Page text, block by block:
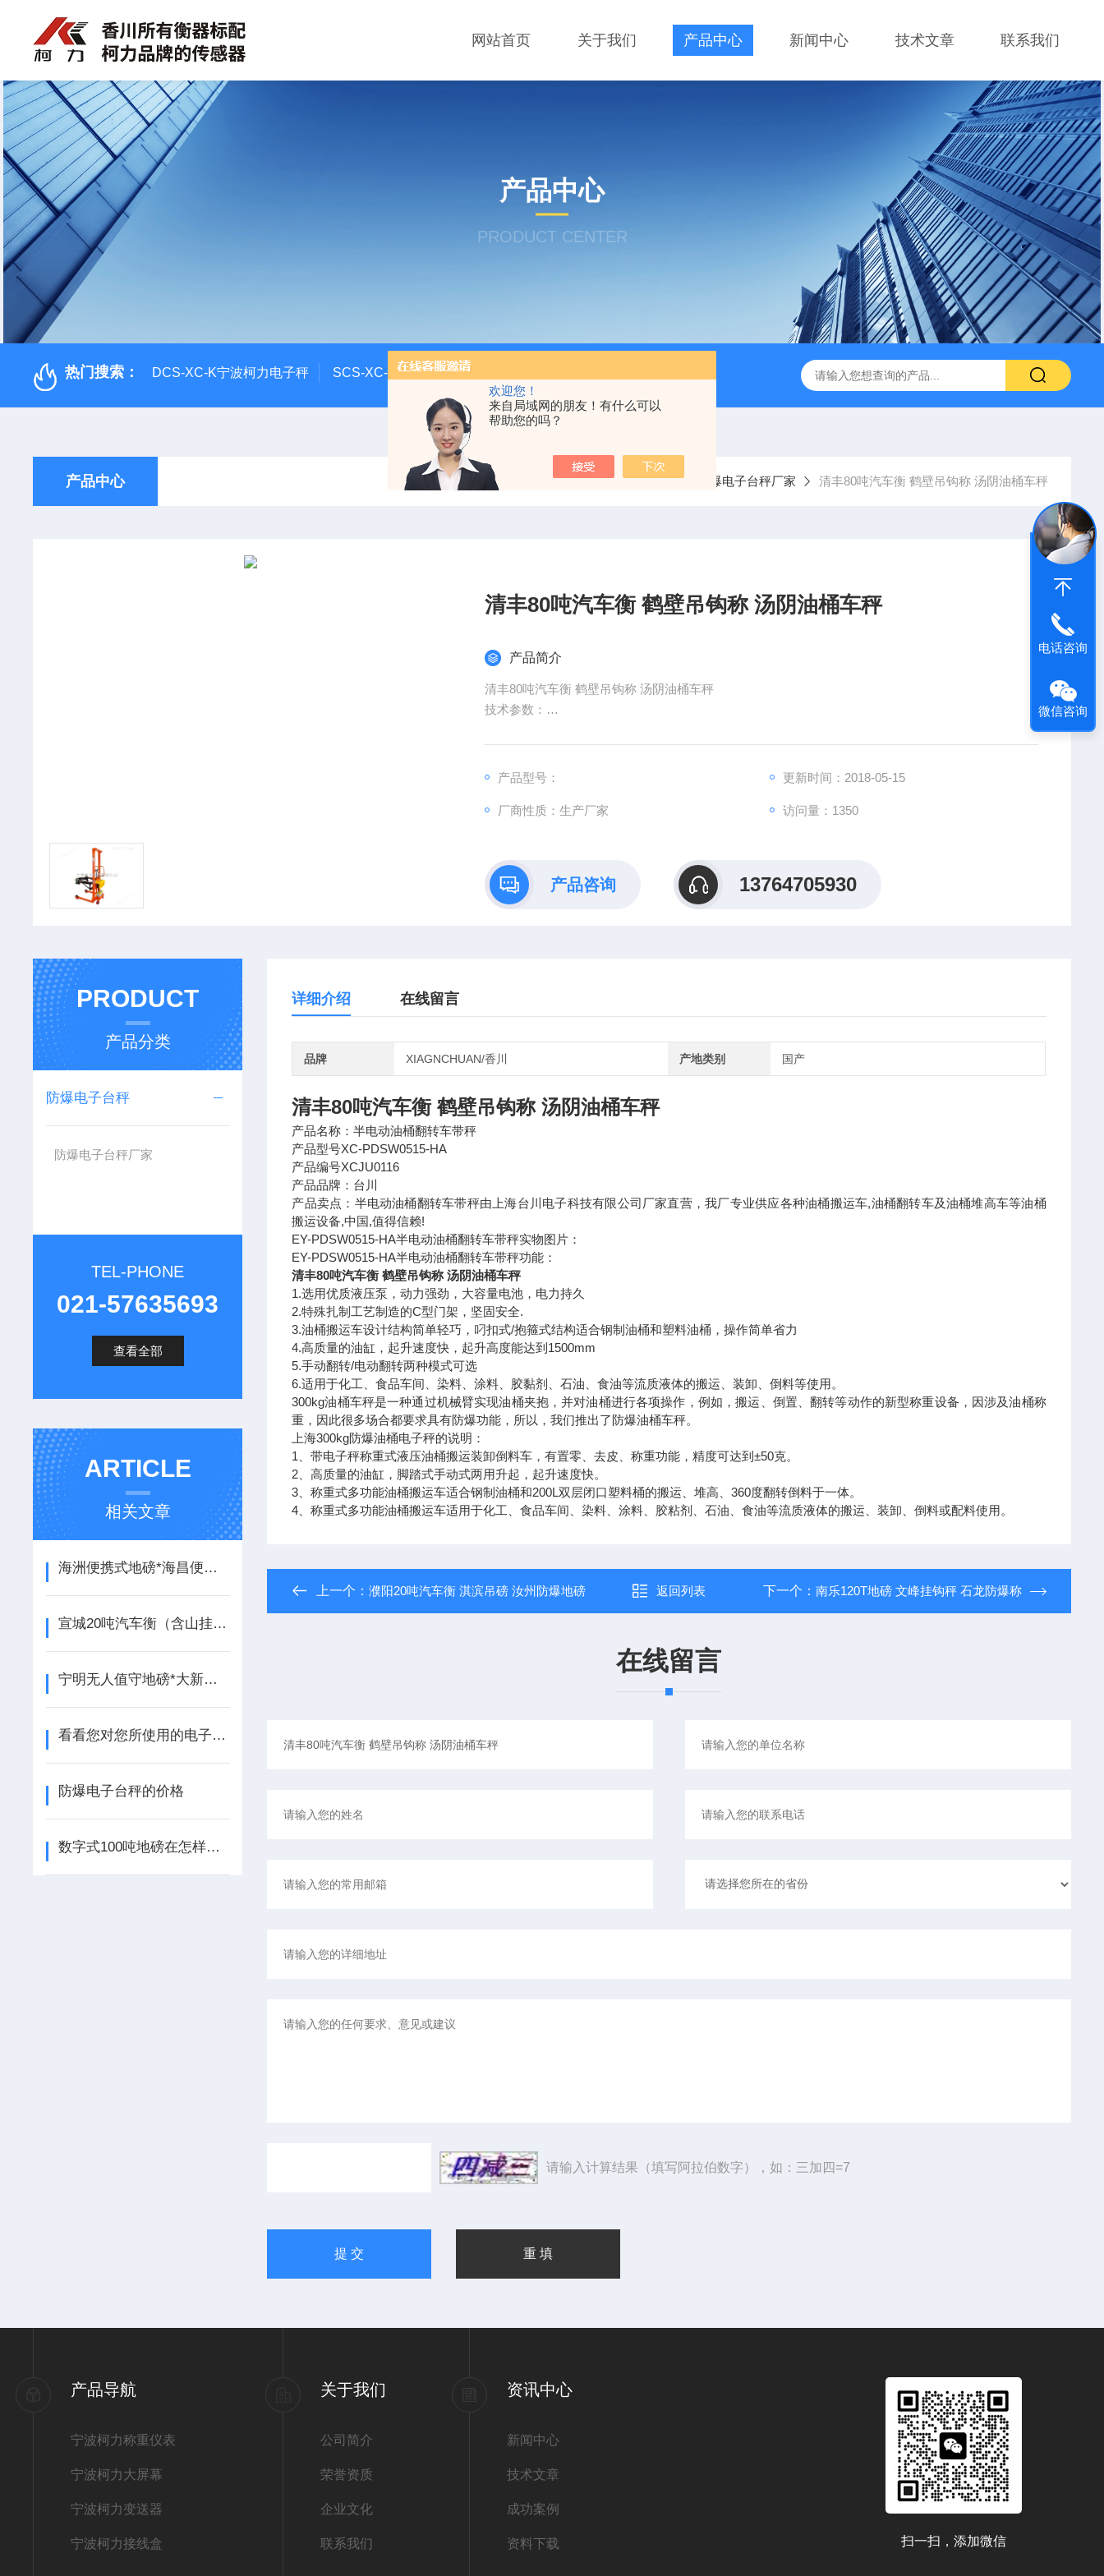
欢迎您！
来自局域网的朋友！有什么可以
帮助您的吗？
网站首页 关于我们 产品中心 新闻中心 技术文章 联系我们
产品中心
PRODUCT CENTER
热门搜索： DCS-XC-K宁波柯力电子秤 SCS-XC-E宁波柯力地磅 D2008-W柯力D2008-W数字仪表 D39-W-CAN物联网称重显示仪表宁波
产品中心 当前位置： 首页 产品中心 防爆电子台秤 防爆电子台秤厂家 清丰80吨汽车衡 鹤壁吊钩称 汤阴油桶车秤
清丰80吨汽车衡 鹤壁吊钩称 汤阴油桶车秤
产品简介
清丰80吨汽车衡 鹤壁吊钩称 汤阴油桶车秤
技术参数：
净重（Kg）：175
手摇速比：1:60
产品型号： 更新时间：2018-05-15
厂商性质：生产厂家 访问量：1350
产品咨询 13764705930
PRODUCT
产品分类
防爆电子台秤
防爆电子台秤厂家
TEL-PHONE
021-57635693
查看全部
ARTICLE
相关文章
海洲便携式地磅*海昌便携式汽车衡*盐官防爆秤*斜桥无人值守地磅
宣城20吨汽车衡（含山挂钩秤（琅琊电子轨道称（南谯120T汽车衡
宁明无人值守地磅*大新无人值守汽车衡*钟山便携式汽车衡
看看您对您所使用的电子叉车秤了解多少？
防爆电子台秤的价格
数字式100吨地磅在怎样的情况下可实现无砝码校准？
详细介绍 在线留言
品牌 XIAGNCHUAN/香川 产地类别 国产
清丰80吨汽车衡 鹤壁吊钩称 汤阴油桶车秤
产品名称：半电动油桶翻转车带秤
产品型号XC-PDSW0515-HA
产品编号XCJU0116
产品品牌：台川
产品卖点：半电动油桶翻转车带秤由上海台川电子科技有限公司厂家直营，我厂专业供应各种油桶搬运车,油桶翻转车及油桶堆高车等油桶
搬运设备,中国,值得信赖!
EY-PDSW0515-HA半电动油桶翻转车带秤实物图片：
EY-PDSW0515-HA半电动油桶翻转车带秤功能：
清丰80吨汽车衡 鹤壁吊钩称 汤阴油桶车秤
1.选用优质液压泵，动力强劲，大容量电池，电力持久
2.特殊扎制工艺制造的C型门架，坚固安全.
3.油桶搬运车设计结构简单轻巧，叼扣式/抱箍式结构适合钢制油桶和塑料油桶，操作简单省力
4.高质量的油缸，起升速度快，起升高度能达到1500mm
5.手动翻转/电动翻转两种模式可选
6.适用于化工、食品车间、染料、涂料、胶黏剂、石油、食油等流质液体的搬运、装卸、倒料等使用。
300kg油桶车秤是一种通过机械臂实现油桶夹抱，并对油桶进行各项操作，例如，搬运、倒置、翻转等动作的新型称重设备，因涉及油桶称
重，因此很多场合都要求具有防爆功能，所以，我们推出了防爆油桶车秤。
上海300kg防爆油桶电子秤的说明：
1、带电子秤称重式液压油桶搬运装卸倒料车，有置零、去皮、称重功能，精度可达到±50克。
2、高质量的油缸，脚踏式手动式两用升起，起升速度快。
3、称重式多功能油桶搬运车适合钢制油桶和200L双层闭口塑料桶的搬运、堆高、360度翻转倒料于一体。
4、称重式多功能油桶搬运车适用于化工、食品车间、染料、涂料、胶粘剂、石油、食油等流质液体的搬运、装卸、倒料或配料使用。
上一个：濮阳20吨汽车衡 淇滨吊磅 汝州防爆地磅 返回列表 下一个： 南乐120T地磅 文峰挂钩秤 石龙防爆称
在线留言
请输入计算结果（填写阿拉伯数字），如：三加四=7
产品导航
宁波柯力称重仪表
宁波柯力大屏幕
宁波柯力变送器
宁波柯力接线盒
关于我们
公司简介
荣誉资质
企业文化
联系我们
资讯中心
新闻中心
技术文章
成功案例
资料下载 扫一扫，添加微信
电话咨询
微信咨询